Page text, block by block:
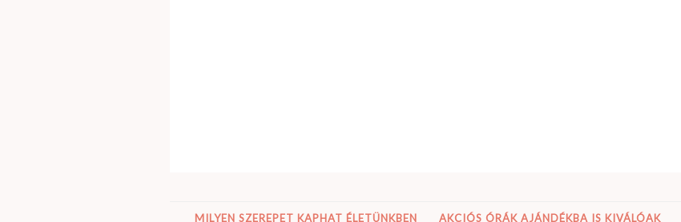
MILYEN SZEREPET KAPHAT ÉLETÜNKBEN AKCIÓS ÓRÁK AJÁNDÉKBA IS KIVÁLÓAK